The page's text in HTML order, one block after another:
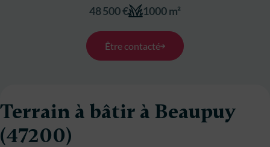
48 500 € 1000 m²
Être contacté
Terrain à bâtir à Beaupuy
(47200)